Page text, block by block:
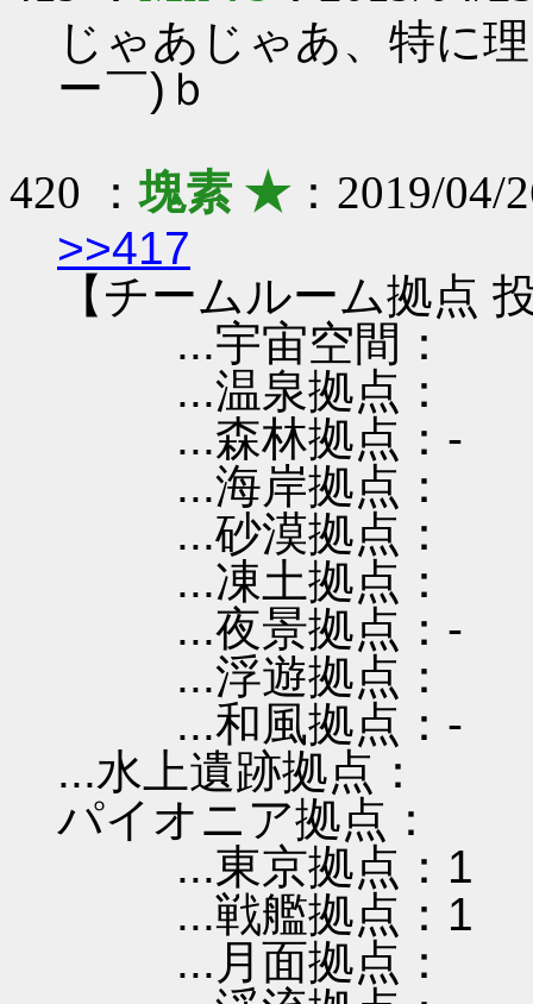
じゃあじゃあ、特に
ー￣)ｂ
420 ：塊素 ★：2019/04/
>>417
【チームルーム拠点
...宇宙空間：
...温泉拠点：
...森林拠点：-
...海岸拠点：
...砂漠拠点：
...凍土拠点：
...夜景拠点：-
...浮遊拠点：
...和風拠点：-
...水上遺跡拠点：
パイオニア拠点：
...東京拠点：1
...戦艦拠点：1
...月面拠点：